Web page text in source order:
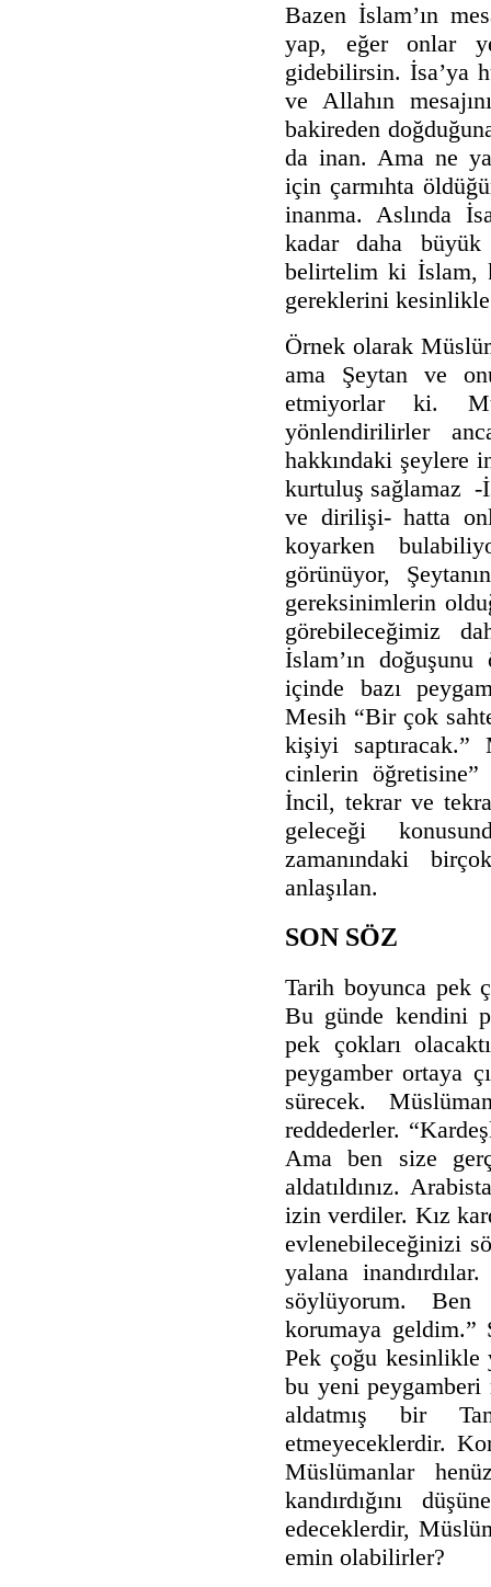
Bazen İslam’ın
yap, eğer onlar
gidebilirsin. İsa’ya
ve Allahın
bakireden
da inan. Ama ne
için çarmıhta
inanma. Aslında
kadar daha
belirtelim ki İslam,
gereklerini
Örnek olarak
ama Şeytan ve
etmiyorlar ki.
yönlendirilirler
hakkındaki şeylere
kurtuluş sağlamaz -
ve dirilişi- hatta
koyarken
görünüyor,
gereksinimlerin
görebileceğimiz
İslam’ın
içinde bazı
Mesih “Bir çok
kişiyi
cinlerin
İncil, tekrar ve
geleceği
zamanındaki
anlaşılan.
SON SÖZ
Tarih boyunca pek
Bu günde kendini
pek çokları
peygamber ortaya
sürecek.
reddederler.
Ama ben size
aldatıldınız.
izin verdiler. Kız
evlenebileceğinizi
yalana
söylüyorum. Ben
korumaya geldim.”
Pek çoğu kesinlikle
bu yeni peygamberi
aldatmış bir
etmeyeceklerdir.
Müslümanlar
kandırdığını
edeceklerdir,
emin olabilirler?